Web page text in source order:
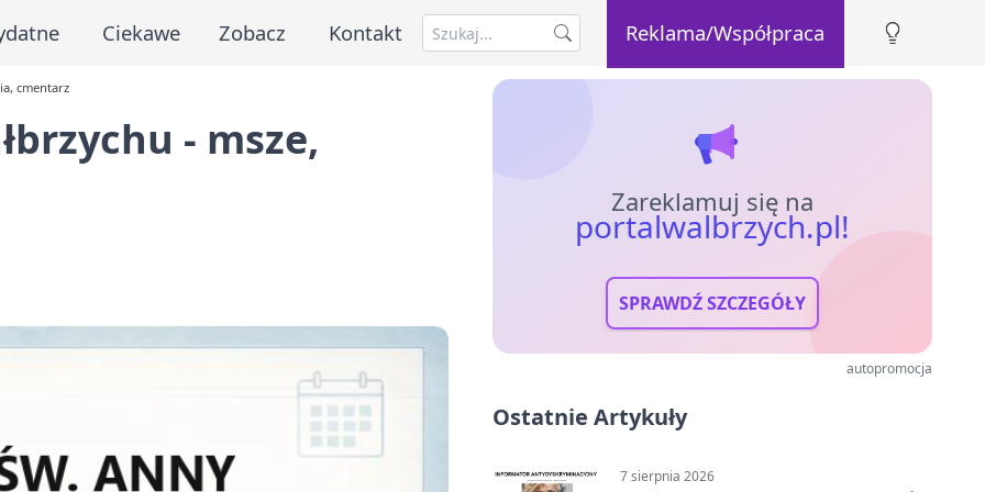
Ciekawe Zobacz Kontakt Reklama/Współpraca
cmentarz
- msze,
Zareklamuj się na
portalwalbrzych.pl!
SPRAWDŹ SZCZEGÓŁY
autopromocja
Ostatnie Artykuły
7 sierpnia 2026